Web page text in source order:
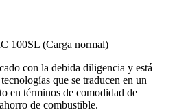
100SL (Carga normal)
con la debida diligencia y está
que se traducen en un
en términos de comodidad de
de combustible.